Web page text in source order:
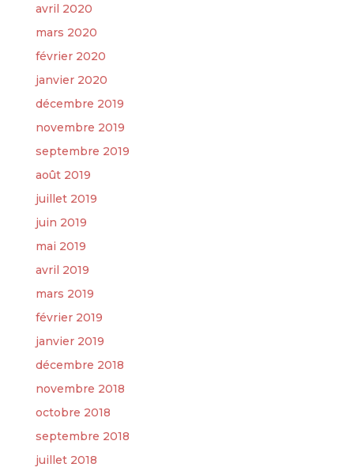
avril 2020
mars 2020
février 2020
janvier 2020
décembre 2019
novembre 2019
septembre 2019
août 2019
juillet 2019
juin 2019
mai 2019
avril 2019
mars 2019
février 2019
janvier 2019
décembre 2018
novembre 2018
octobre 2018
septembre 2018
juillet 2018